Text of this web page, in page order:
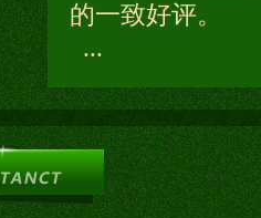
的一致好评。
...